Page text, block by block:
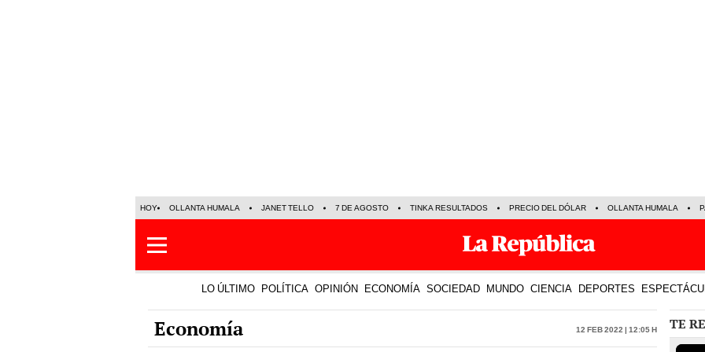
HOY OLLANTA HUMALA JANET TELLO 7 DE AGOSTO TINKA RESULTADOS PRECIO DEL DÓLAR OLLANTA HUMALA
LO ÚLTIMO POLÍTICA OPINIÓN ECONOMÍA SOCIEDAD MUNDO CIENCIA DEPORTES
Economía 12 Feb 2022 | 12:05 h TE